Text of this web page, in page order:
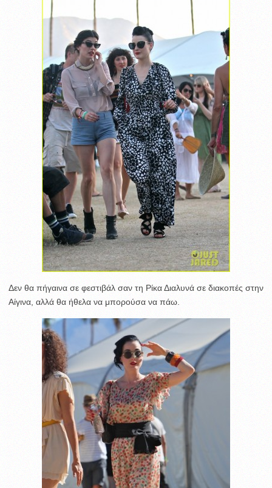
Δεν θα πήγαινα σε φεστιβάλ σαν τη Ρίκα Διαλυνά σε διακοπές στην
Αίγινα, αλλά θα ήθελα να μπορούσα να πάω.